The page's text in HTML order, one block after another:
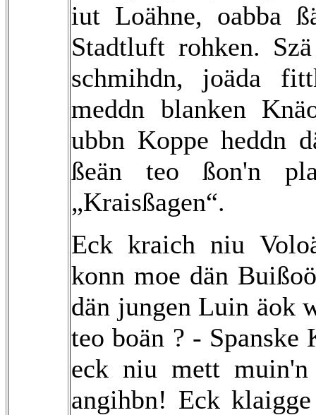
iut Loähne, oabba
Stadtluft rohken.
schmihdn, joäda
meddn blanken
ubbn Koppe heddn
ßeän teo ßon'n
„Kraisßagen“.
Eck kraich niu
konn moe dän
dän jungen Luin äok
teo boän ? -
eck niu mett
angihbn! Eck